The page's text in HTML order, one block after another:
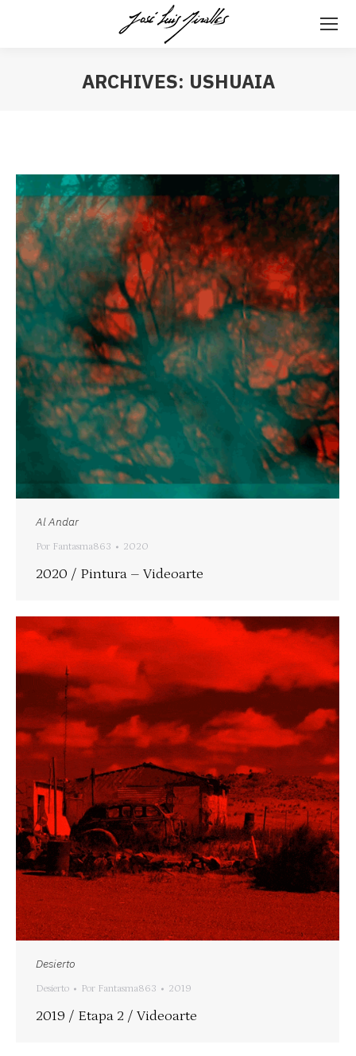
ARCHIVES: USHUAIA
Al Andar
Por Fantasma863 2020
2020 / Pintura – Videoarte
Desierto
Desierto Por Fantasma863 2019
2019 / Etapa 2 / Videoarte